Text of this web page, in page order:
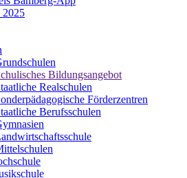
2025
Bildungsangebot
Realschulen
Förderzentren
Berufsschulen